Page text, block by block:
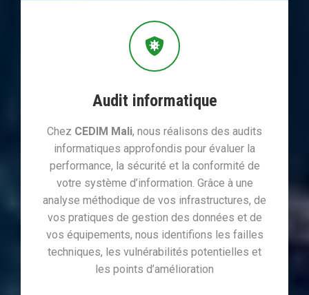
Audit informatique
Chez CEDIM Mali, nous réalisons des audits
informatiques approfondis pour évaluer la
performance, la sécurité et la conformité de
votre système d’information. Grâce à une
analyse méthodique de vos infrastructures, de
vos pratiques de gestion des données et de
vos équipements, nous identifions les failles
techniques, les vulnérabilités potentielles et
les points d’amélioration